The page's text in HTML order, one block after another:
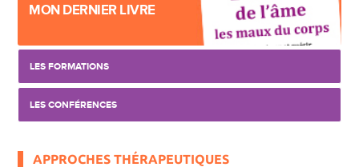
MON DERNIER LIVRE
LES FORMATIONS
LES CONFÉRENCES
APPROCHES THÉRAPEUTIQUES